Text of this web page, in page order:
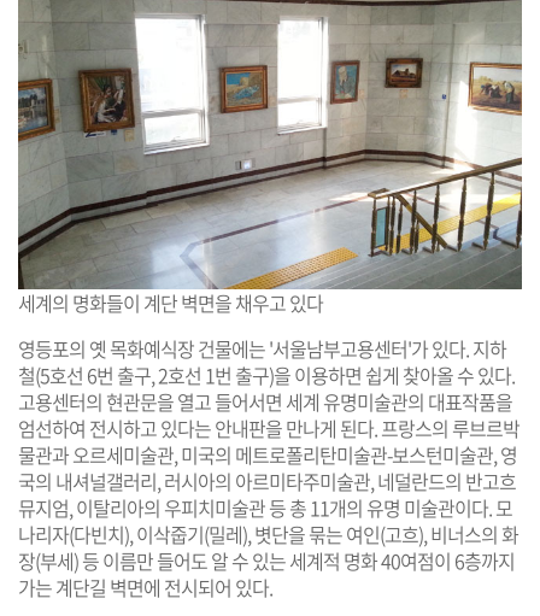
세계의 명화들이 계단 벽면을 채우고 있다
영등포의 옛 목화예식장 건물에는 '서울남부고용센터'가 있다. 지하
철(5호선 6번 출구, 2호선 1번 출구)을 이용하면 쉽게 찾아올 수 있다.
고용센터의 현관문을 열고 들어서면 세계 유명미술관의 대표작품을
엄선하여 전시하고 있다는 안내판을 만나게 된다. 프랑스의 루브르박
물관과 오르세미술관, 미국의 메트로폴리탄미술관-보스턴미술관, 영
국의 내셔널갤러리, 러시아의 아르미타주미술관, 네덜란드의 반고흐
뮤지엄, 이탈리아의 우피치미술관 등 총 11개의 유명 미술관이다. 모
나리자(다빈치), 이삭줍기(밀레), 볏단을 묶는 여인(고흐), 비너스의 화
장(부세) 등 이름만 들어도 알 수 있는 세계적 명화 40여점이 6층까지
가는 계단길 벽면에 전시되어 있다.